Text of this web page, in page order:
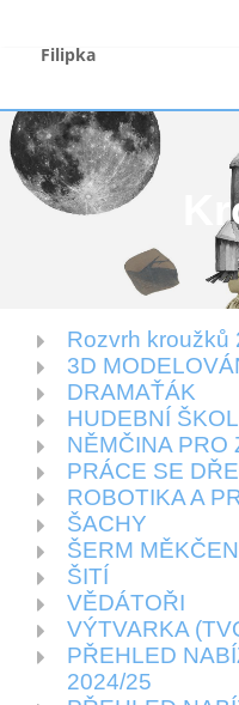
Filipka
Kroužky
Rozvrh kroužků
3D
DRAMAŤÁK
HUDEBNÍ
NĚMČINA PRO
PRÁCE SE
ROBOTIKA A
ŠACHY
ŠERM
ŠITÍ
VĚDÁTOŘI
VÝTVARKA
PŘEHLED
2024/25